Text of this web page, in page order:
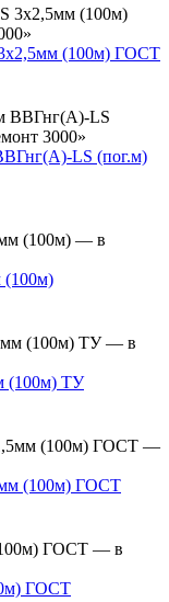
(100м) ГОСТ
LS (пог.м)
(100м)
(100м) ТУ
(100м) ГОСТ
ГОСТ